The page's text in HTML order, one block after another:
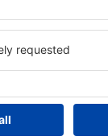
alege un hotel
proprietăți care
Cât costă